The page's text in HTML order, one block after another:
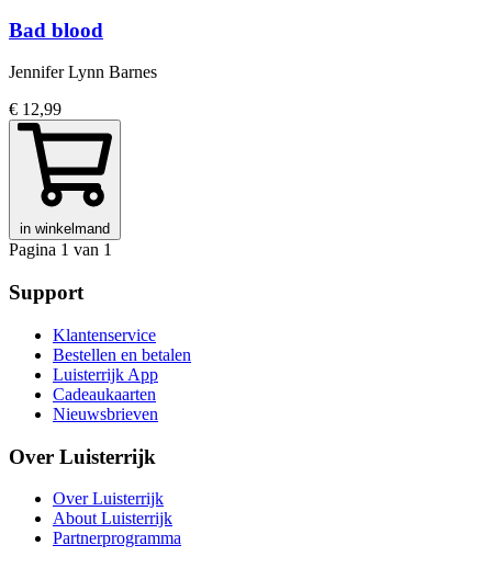
Bad blood
Jennifer Lynn Barnes
€ 12,99
in winkelmand
Pagina 1 van 1
Support
Klantenservice
Bestellen en betalen
Luisterrijk App
Cadeaukaarten
Nieuwsbrieven
Over Luisterrijk
Over Luisterrijk
About Luisterrijk
Partnerprogramma